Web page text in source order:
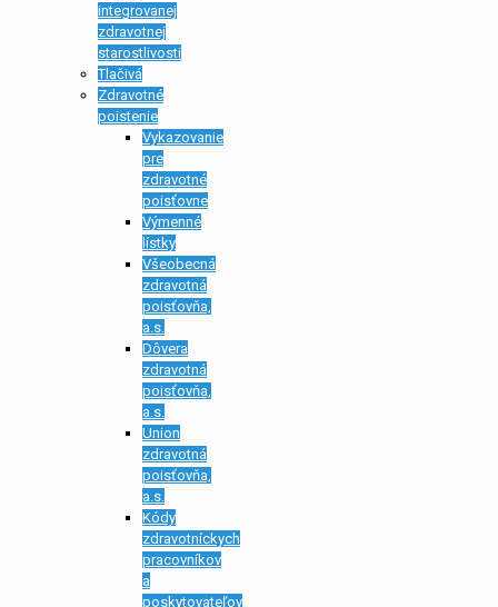
integrovanej
zdravotnej
starostlivosti
Tlačivá
Zdravotné
poistenie
Vykazovanie
pre
zdravotné
poisťovne
Výmenné
lístky
Všeobecná
zdravotná
poisťovňa,
a.s.
Dôvera
zdravotná
poisťovňa,
a.s.
Union
zdravotná
poisťovňa,
a.s.
Kódy
zdravotníckych
pracovníkov
a
poskytovateľov